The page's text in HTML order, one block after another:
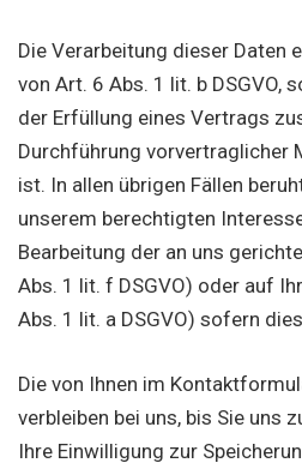
Die Verarbeitung dieser Daten
von Art. 6 Abs. 1 lit. b DSGVO,
der Erfüllung eines Vertrags
Durchführung vorvertraglicher
ist. In allen übrigen Fällen
unserem berechtigten
Bearbeitung der an uns
Abs. 1 lit. f DSGVO) oder auf
Abs. 1 lit. a DSGVO) sofern
Die von Ihnen im
verbleiben bei uns, bis Sie uns
Ihre Einwilligung zur